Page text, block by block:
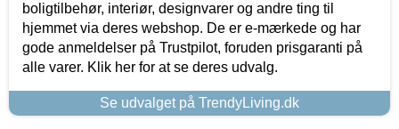
boligtilbehør, interiør, designvarer og andre ting til
hjemmet via deres webshop. De er e-mærkede og har
gode anmeldelser på Trustpilot, foruden prisgaranti på
alle varer. Klik her for at se deres udvalg.
Se udvalget på TrendyLiving.dk